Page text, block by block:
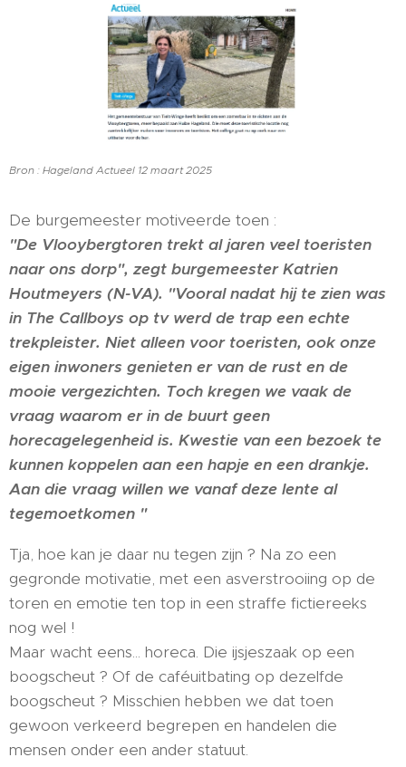
Bron : Hageland Actueel 12 maart 2025
De burgemeester motiveerde toen :
"De Vlooybergtoren trekt al jaren veel toeristen
naar ons dorp", zegt burgemeester Katrien
Houtmeyers (N-VA). "Vooral nadat hij te zien was
in The Callboys op tv werd de trap een echte
trekpleister. Niet alleen voor toeristen, ook onze
eigen inwoners genieten er van de rust en de
mooie vergezichten. Toch kregen we vaak de
vraag waarom er in de buurt geen
horecagelegenheid is. Kwestie van een bezoek te
kunnen koppelen aan een hapje en een drankje.
Aan die vraag willen we vanaf deze lente al
tegemoetkomen "
Tja, hoe kan je daar nu tegen zijn ? Na zo een
gegronde motivatie, met een asverstrooiing op de
toren en emotie ten top in een straffe fictiereeks
nog wel !
Maar wacht eens... horeca. Die ijsjeszaak op een
boogscheut ? Of de caféuitbating op dezelfde
boogscheut ? Misschien hebben we dat toen
gewoon verkeerd begrepen en handelen die
mensen onder een ander statuut.